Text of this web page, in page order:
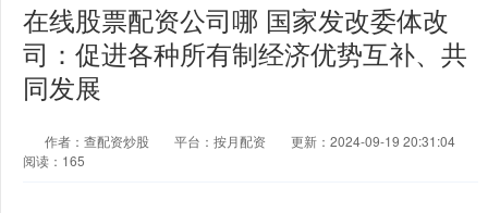
在线股票配资公司哪 国家发改委体改
司：促进各种所有制经济优势互补、共
同发展
作者：查配资炒股 平台：按月配资
更新：2024-09-19 20:31:04
阅读：165